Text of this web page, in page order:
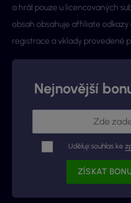
a hrál pouze u licencovaných
obsah obsahuje affiliate
registrace a vklady provedené
Nejnovější
Uděluji souhlas ke